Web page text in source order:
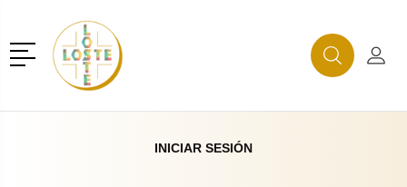
Menú
BuscarMi
INICIAR SESIÓN